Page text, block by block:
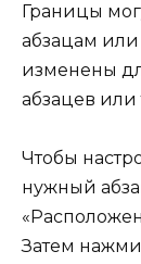
Границы
абзацам или
изменены
абзацев или
Чтобы
нужный
Затем